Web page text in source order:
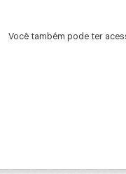
Você também pode ter